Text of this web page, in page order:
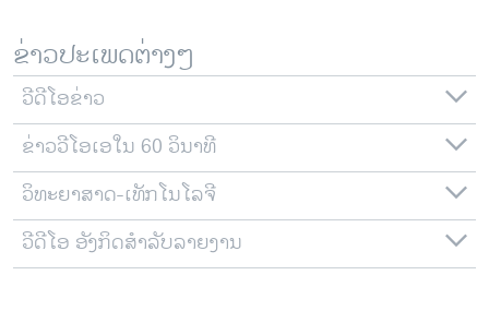
ພາສາອັງກິດ
ວີດີໂອ
ສຽງ
ລາຍການກະຈາຍສຽງ
ລາຍງານ
ຕິດຕາມພວກເຮົາ ທີ່
ຂ່າວປະເພດຕ່າງໆ
ວີດີໂອຂ່າວ
ຂ່າວວີໂອເອໃນ 60 ວິນາທີ
ວິທະຍາສາດ-ເທັກໂນໂລຈີ
ວີດີໂອ ອັງກິດສຳລັບລາຍງານ